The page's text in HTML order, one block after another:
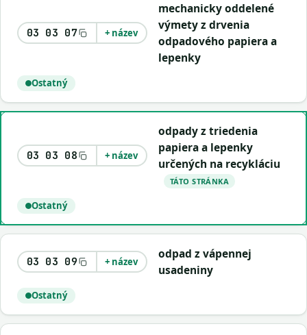
03 03 07 + název
mechanicky oddelené
výmety z drvenia
odpadového papiera a
lepenky
Ostatný
03 03 08 + název
odpady z triedenia
papiera a lepenky
určených na recykláciu
TÁTO STRÁNKA
Ostatný
03 03 09 + název
odpad z vápennej
usadeniny
Ostatný